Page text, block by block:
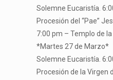
Solemne Eucaristía.
Procesión del “Pae”
7:00 pm – Templo de
*Martes 27 de Marzo*
Solemne Eucaristía.
Procesión de la Virgen